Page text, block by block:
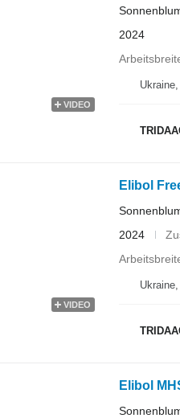
VIDEO
2024
VIDEO
Elibol
2024
Elibol